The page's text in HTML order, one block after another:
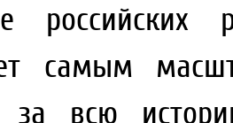
самым
за всю